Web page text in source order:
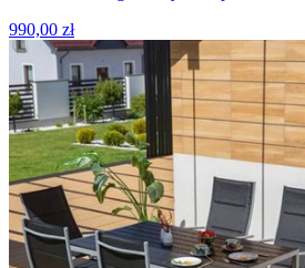
990,00 zł